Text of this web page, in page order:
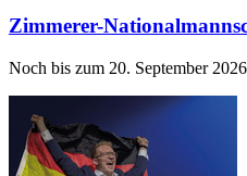
Zimmerer-
Noch bis zum 20. September